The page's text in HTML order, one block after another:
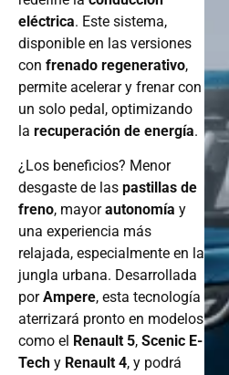
eléctrica. Este sistema,
disponible en las versiones
con frenado regenerativo,
permite acelerar y frenar con
un solo pedal, optimizando
la recuperación de energía.
¿Los beneficios? Menor
desgaste de las pastillas de
freno, mayorautonomía y
una experiencia más
relajada, especialmente en la
jungla urbana. Desarrollada
porAmpere, esta tecnología
aterrizará pronto en modelos
como el Renault 5, Scenic E-
Tech y Renault 4, y podrá